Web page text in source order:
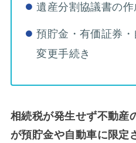
遺産分割協議書の作
預貯金・有価証券
変更手続き
相続税が発生せず不動産
が預貯金や自動車に限定